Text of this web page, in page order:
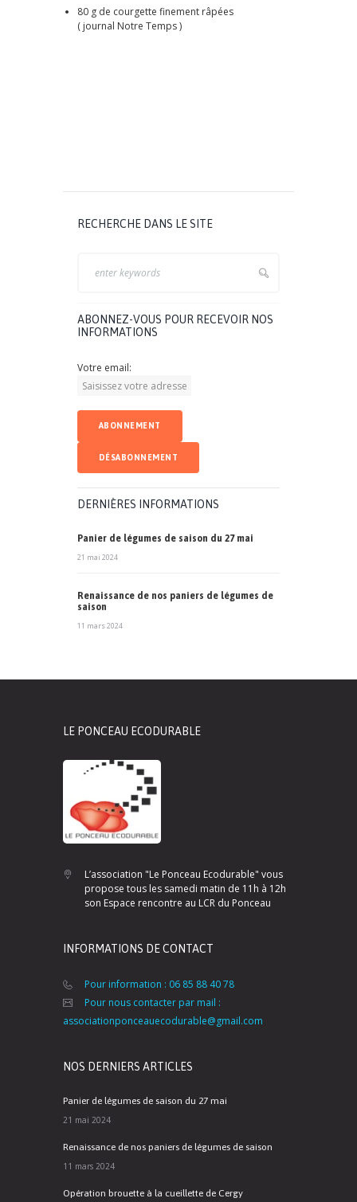
80 g de courgette finement râpées
( journal Notre Temps )
RECHERCHE DANS LE SITE
ABONNEZ-VOUS POUR RECEVOIR NOS
INFORMATIONS
Votre email:
DERNIÈRES INFORMATIONS
Panier de légumes de saison du 27 mai
21 mai 2024
Renaissance de nos paniers de légumes de
saison
11 mars 2024
LE PONCEAU ECODURABLE
L’association "Le Ponceau Ecodurable" vous
propose tous les samedi matin de 11h à 12h
son Espace rencontre au LCR du Ponceau
INFORMATIONS DE CONTACT
Pour information : 06 85 88 40 78
Pour nous contacter par mail :
associationponceauecodurable@gmail.com
NOS DERNIERS ARTICLES
Panier de légumes de saison du 27 mai
21 mai 2024
Renaissance de nos paniers de légumes de saison
11 mars 2024
Opération brouette à la cueillette de Cergy